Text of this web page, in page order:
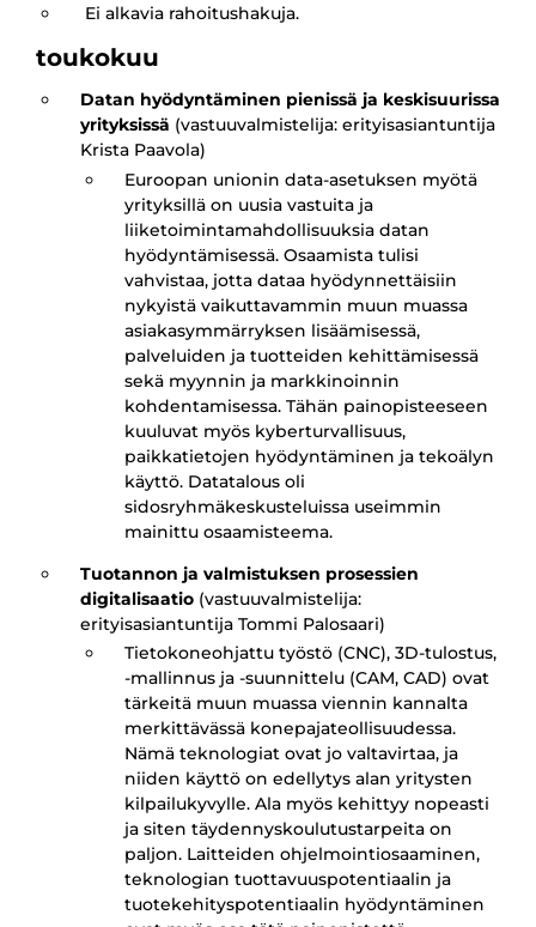
Ei alkavia rahoitushakuja.
toukokuu
Datan hyödyntäminen pienissä ja keskisuurissa
yrityksissä (vastuuvalmistelija: erityisasiantuntija
Krista Paavola)
Euroopan unionin data-asetuksen myötä
yrityksillä on uusia vastuita ja
liiketoimintamahdollisuuksia datan
hyödyntämisessä. Osaamista tulisi
vahvistaa, jotta dataa hyödynnettäisiin
nykyistä vaikuttavammin muun muassa
asiakasymmärryksen lisäämisessä,
palveluiden ja tuotteiden kehittämisessä
sekä myynnin ja markkinoinnin
kohdentamisessa. Tähän painopisteeseen
kuuluvat myös kyberturvallisuus,
paikkatietojen hyödyntäminen ja tekoälyn
käyttö. Datatalous oli
sidosryhmäkeskusteluissa useimmin
mainittu osaamisteema.
Tuotannon ja valmistuksen prosessien
digitalisaatio (vastuuvalmistelija:
erityisasiantuntija Tommi Palosaari)
Tietokoneohjattu työstö (CNC), 3D-tulostus,
-mallinnus ja -suunnittelu (CAM, CAD) ovat
tärkeitä muun muassa viennin kannalta
merkittävässä konepajateollisuudessa.
Nämä teknologiat ovat jo valtavirtaa, ja
niiden käyttö on edellytys alan yritysten
kilpailukyvylle. Ala myös kehittyy nopeasti
ja siten täydennyskoulutustarpeita on
paljon. Laitteiden ohjelmointiosaaminen,
teknologian tuottavuuspotentiaalin ja
tuotekehityspotentiaalin hyödyntäminen